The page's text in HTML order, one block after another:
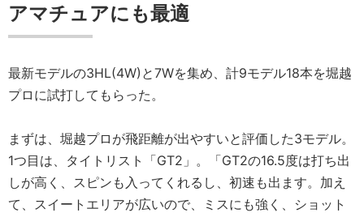
アマチュアにも最適
最新モデルの3HL(4W)と7Wを集め、計9モデル18本を堀越
プロに試打してもらった。
まずは、堀越プロが飛距離が出やすいと評価した3モデル。
1つ目は、タイトリスト「GT2」。「GT2の16.5度は打ち出
しが高く、スピンも入ってくれるし、初速も出ます。加え
て、スイートエリアが広いので、ミスにも強く、ショット